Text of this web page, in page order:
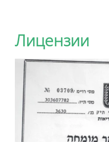
Лицензии